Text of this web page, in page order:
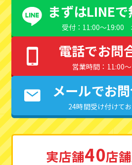
まずはLINE
受付：11:00〜19:00
電話でお問
営業時間：11:00
メールでお
24時間受け付けて
実店舗40店